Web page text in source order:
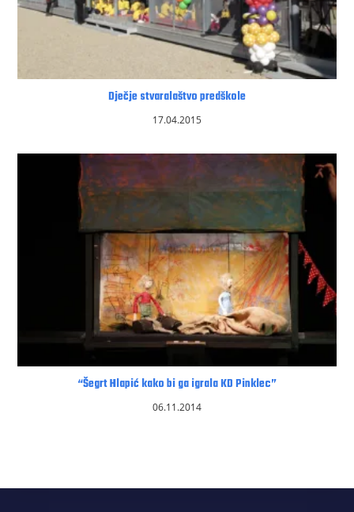
Dječje stvaralaštvo predškole
17.04.2015
“Šegrt Hlapić kako bi ga igrala KD Pinklec”
06.11.2014